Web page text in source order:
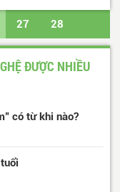
27 28
ĐƯỢC NHIỀU
có từ khi nào?